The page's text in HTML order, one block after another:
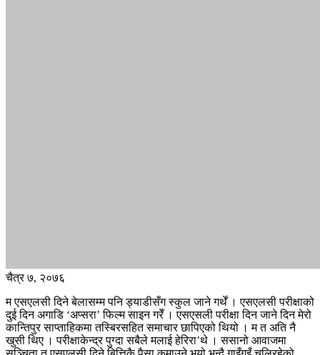
चैत्र ७, २०७६
म एसएलसी दिने बेलासम्म पनि ड्याडीसँग स्कुल जाने गर्थें । एसएलसी परीक्षाको
दुई दिन अगाडि ‘अप्सरा’ फिल्म साइन गरेँ । एसएसली परीक्षा दिन जाने दिन मेरो
कान्तिपुर साप्ताहिकमा तस्बिरसहित समाचार छापिएको थियो । म त अति नै
खुसी थिए । परीक्षाकेन्द्र पुग्दा सबैले मलाई हेरिरा’थे । ससानो आवाजमा